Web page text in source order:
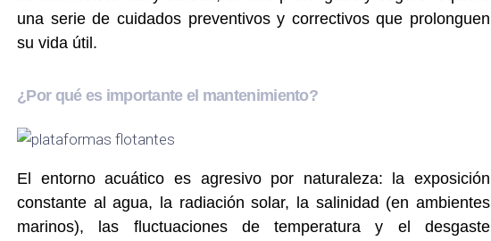
una serie de cuidados preventivos y correctivos que prolonguen
su vida útil.
¿Por qué es importante el mantenimiento?
El entorno acuático es agresivo por naturaleza: la exposición
constante al agua, la radiación solar, la salinidad (en ambientes
marinos), las fluctuaciones de temperatura y el desgaste